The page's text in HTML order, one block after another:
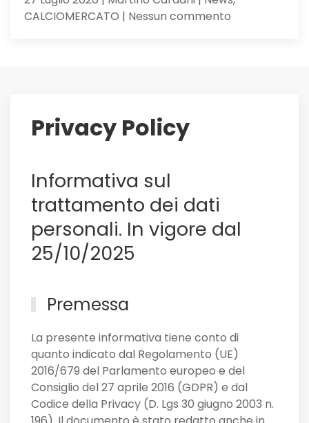
CALCIOMERCATO | Nessun commento
Privacy Policy
Informativa sul
trattamento dei dati
personali. In vigore dal
25/10/2025
Premessa
La presente informativa tiene conto di
quanto indicato dal Regolamento (UE)
2016/679 del Parlamento europeo e del
Consiglio del 27 aprile 2016 (GDPR) e dal
Codice della Privacy (D. Lgs 30 giugno 2003 n.